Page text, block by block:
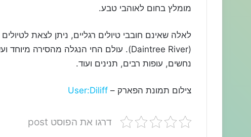
מומלץ בחום לאוהבי טבע.
לאלה שאינם חובבי טיולים רגליים, ניתן לצאת לטיולים
(
Daintree River). עולם החי הנגלה מהסירה מיוחד
נחשים, עופות רבים, תנינים ועוד.
צילום תמונת הפארק – User:Diliff
דרגו את הפוסט post